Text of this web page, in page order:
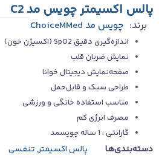
پالس اکسیمتر چویس مد C2
برند: چویس مد ChoiceMMed
اندازه‌گیری دقیق SpO2 (اکسیژن خون)
نمایش ضربان قلب
صفحه‌نمایش دیجیتال خوانا
طراحی سبک و قابل‌حمل
مناسب استفاده خانگی و ورزشی
مصرف انرژی کم
گارانتی : 1 ساله چویسمد
دسته‌بندی‌ها پالس اکسیمتر,تنفسی